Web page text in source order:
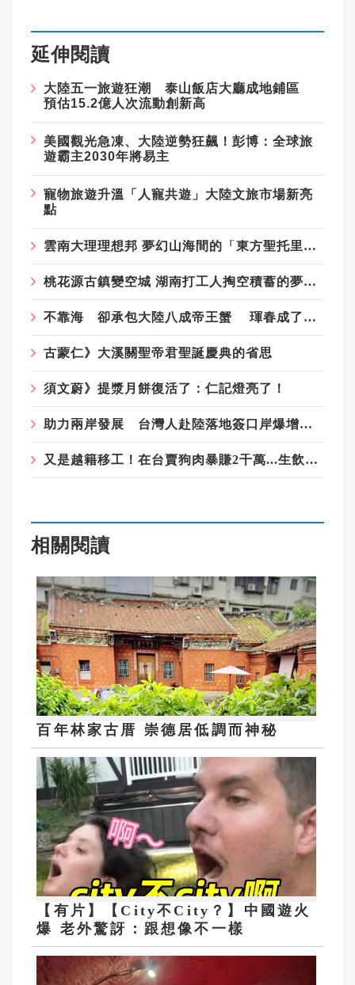
延伸閱讀
大陸五一旅遊狂潮 泰山飯店大廳成地鋪區
預估15.2億人次流動創新高
美國觀光急凍、大陸逆勢狂飆！彭博：全球旅
遊霸主2030年將易主
寵物旅遊升溫「人寵共遊」大陸文旅市場新亮
點
雲南大理理想邦 夢幻山海間的「東方聖托里尼」
桃花源古鎮變空城 湖南打工人掏空積蓄的夢想變負債
不靠海 卻承包大陸八成帝王蟹 琿春成了海鮮之都
古蒙仁》大溪關聖帝君聖誕慶典的省思
須文蔚》提漿月餅復活了：仁記燈亮了！
助力兩岸發展 台灣人赴陸落地簽口岸爆增至一百處
又是越籍移工！在台賣狗肉暴賺2千萬...生飲狗血壯陽 交易暗語全曝光
相關閱讀
百年林家古厝 崇德居低調而神秘
​​​​​​​【有片】【City不City？】中國遊火
爆 老外驚訝：跟想像不一樣